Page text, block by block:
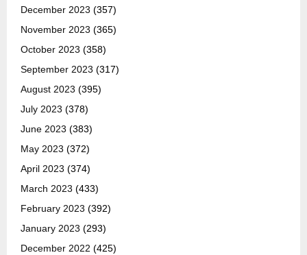
December 2023 (357)
November 2023 (365)
October 2023 (358)
September 2023 (317)
August 2023 (395)
July 2023 (378)
June 2023 (383)
May 2023 (372)
April 2023 (374)
March 2023 (433)
February 2023 (392)
January 2023 (293)
December 2022 (425)